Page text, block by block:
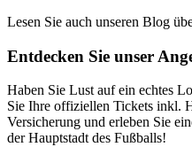
Lesen Sie auch unseren Blog
Entdecken Sie unser
Haben Sie Lust auf ein echtes
Sie Ihre offiziellen Tickets inkl.
Versicherung und erleben Sie
der Hauptstadt des Fußballs!